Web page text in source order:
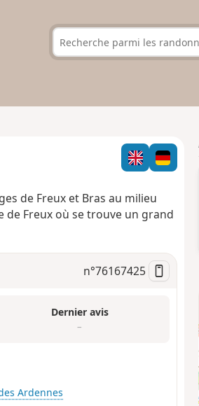
de Freux et Bras au milieu
de Freux où se trouve un grand
n°76167425
Dernier avis
–
Ardennes